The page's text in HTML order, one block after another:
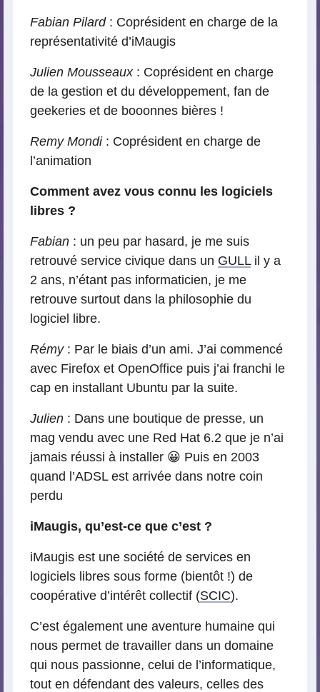
Fabian Pilard: Coprésident en charge de la
représentativité d’iMaugis
Julien Mousseaux: Coprésident en charge
de la gestion et du développement, fan de
geekeries et de booonnes bières !
Remy Mondi: Coprésident en charge de
l’animation
Comment avez vous connu les logiciels
libres ?
Fabian : un peu par hasard, je me suis
retrouvé service civique dans un GULLil y a
2 ans, n’étant pas informaticien, je me
retrouve surtout dans la philosophie du
logiciel libre.
Rémy: Par le biais d’un ami. J’ai commencé
avec Firefox et OpenOffice puis j’ai franchi le
cap en installant Ubuntu par la suite.
Julien : Dans une boutique de presse, un
mag vendu avec une Red Hat 6.2 que je n’ai
jamais réussi à installer 😀 Puis en 2003
quand l’ADSL est arrivée dans notre coin
perdu
iMaugis, qu’est-ce que c’est ?
iMaugis est une société de services en
logiciels libres sous forme (bientôt !) de
coopérative d’intérêt collectif (SCIC).
C’est également une aventure humaine qui
nous permet de travailler dans un domaine
qui nous passionne, celui de l’informatique,
tout en défendant des valeurs, celles des